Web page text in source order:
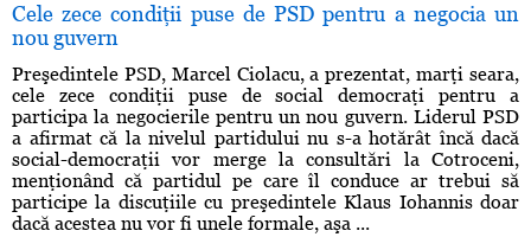
Cele zece condiţii puse de PSD pentru a negocia un
nou guvern
Preşedintele PSD, Marcel Ciolacu, a prezentat, marţi seara,
cele zece condiţii puse de social democraţi pentru a
participa la negocierile pentru un nou guvern. Liderul PSD
a afirmat că la nivelul partidului nu s-a hotărât încă dacă
social-democraţii vor merge la consultări la Cotroceni,
menţionând că partidul pe care îl conduce ar trebui să
participe la discuţiile cu preşedintele Klaus Iohannis doar
dacă acestea nu vor fi unele formale, aşa ...